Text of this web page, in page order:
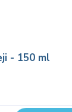
- 150 ml